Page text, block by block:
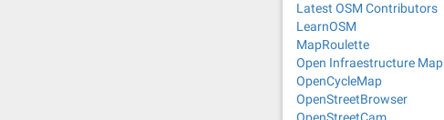
Latest OSM Contributors
LearnOSM
MapRoulette
Open Infraestructure Map
OpenCycleMap
OpenStreetBrowser